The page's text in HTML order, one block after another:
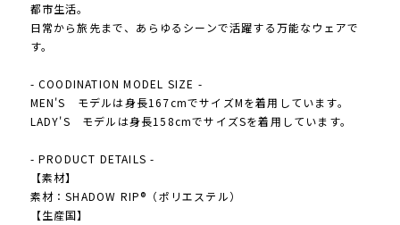
都市生活。
日常から旅先まで、あらゆるシーンで活躍する万能なウェアで
す。
- COODINATION MODEL SIZE -
MEN'S モデルは身長167cmでサイズMを着用しています。
LADY'S モデルは身長158cmでサイズSを着用しています。
- PRODUCT DETAILS -
【素材】
素材：SHADOW RIP®（ポリエステル）
【生産国】